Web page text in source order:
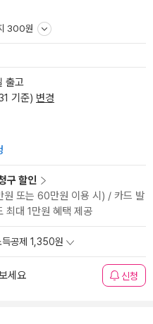
300원
출고
기준) 변경
구 할인
또는 60만원 이용 시) / 카드 발
최대 1만원 혜택 제공
득공제 1,350원
세요 신청